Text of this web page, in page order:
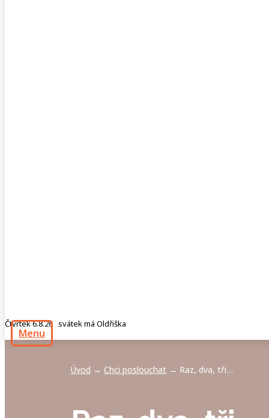
Čtvrtek 6.8.26 svátek má Oldřiška
Menu
Úvod → Chci poslouchat → Raz, dva, tři…